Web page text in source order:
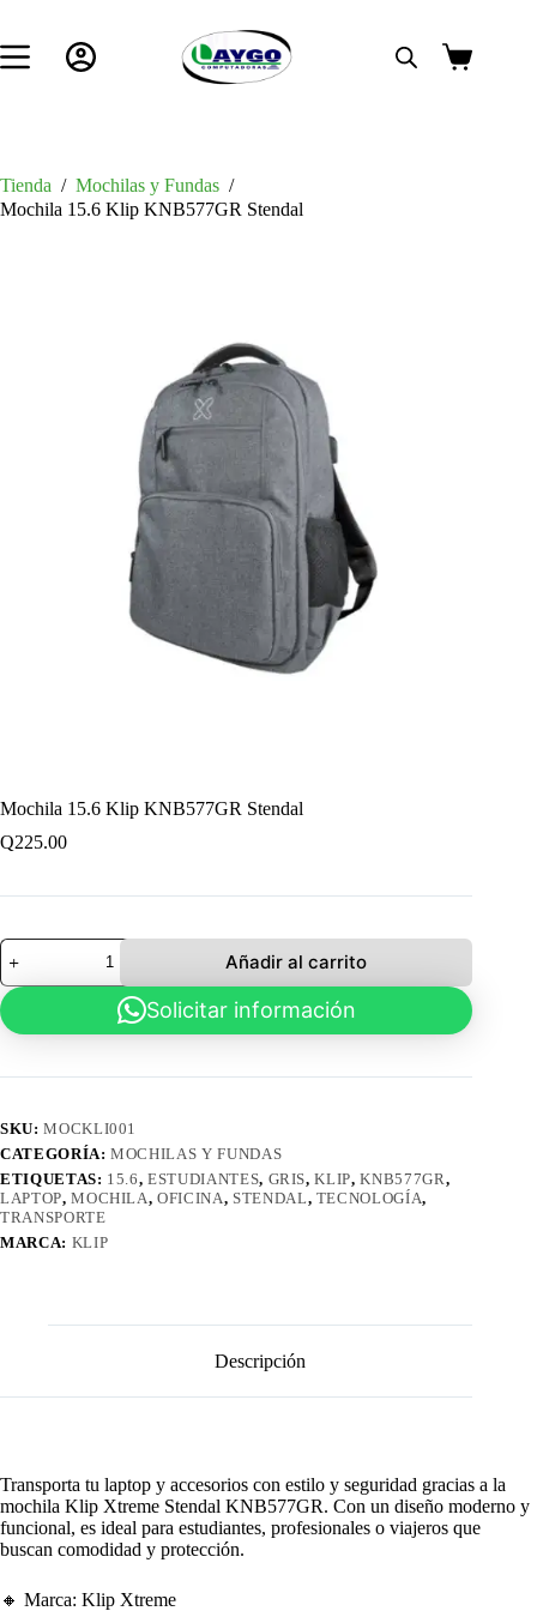
contenido
Carro
Tienda / Mochilas y Fundas /
Mochila 15.6 Klip KNB577GR Stendal
Mochila 15.6 Klip KNB577GR Stendal
Q225.00
Mochila
15.6
Klip
KNB577GR
Stendal
Añadir al carrito
Solicitar información
SKU:MOCKLI001
CATEGORÍA:MOCHILAS Y FUNDAS
ETIQUETAS: 15.6,ESTUDIANTES, GRIS,KLIP,KNB577GR,
LAPTOP,MOCHILA,OFICINA, STENDAL, TECNOLOGÍA,
TRANSPORTE
MARCA: KLIP
Descripción
Transporta tu laptop y accesorios con estilo y seguridad gracias a la
mochila Klip Xtreme Stendal KNB577GR. Con un diseño moderno y
funcional, es ideal para estudiantes, profesionales o viajeros que
buscan comodidad y protección.
🔸 Marca: Klip Xtreme